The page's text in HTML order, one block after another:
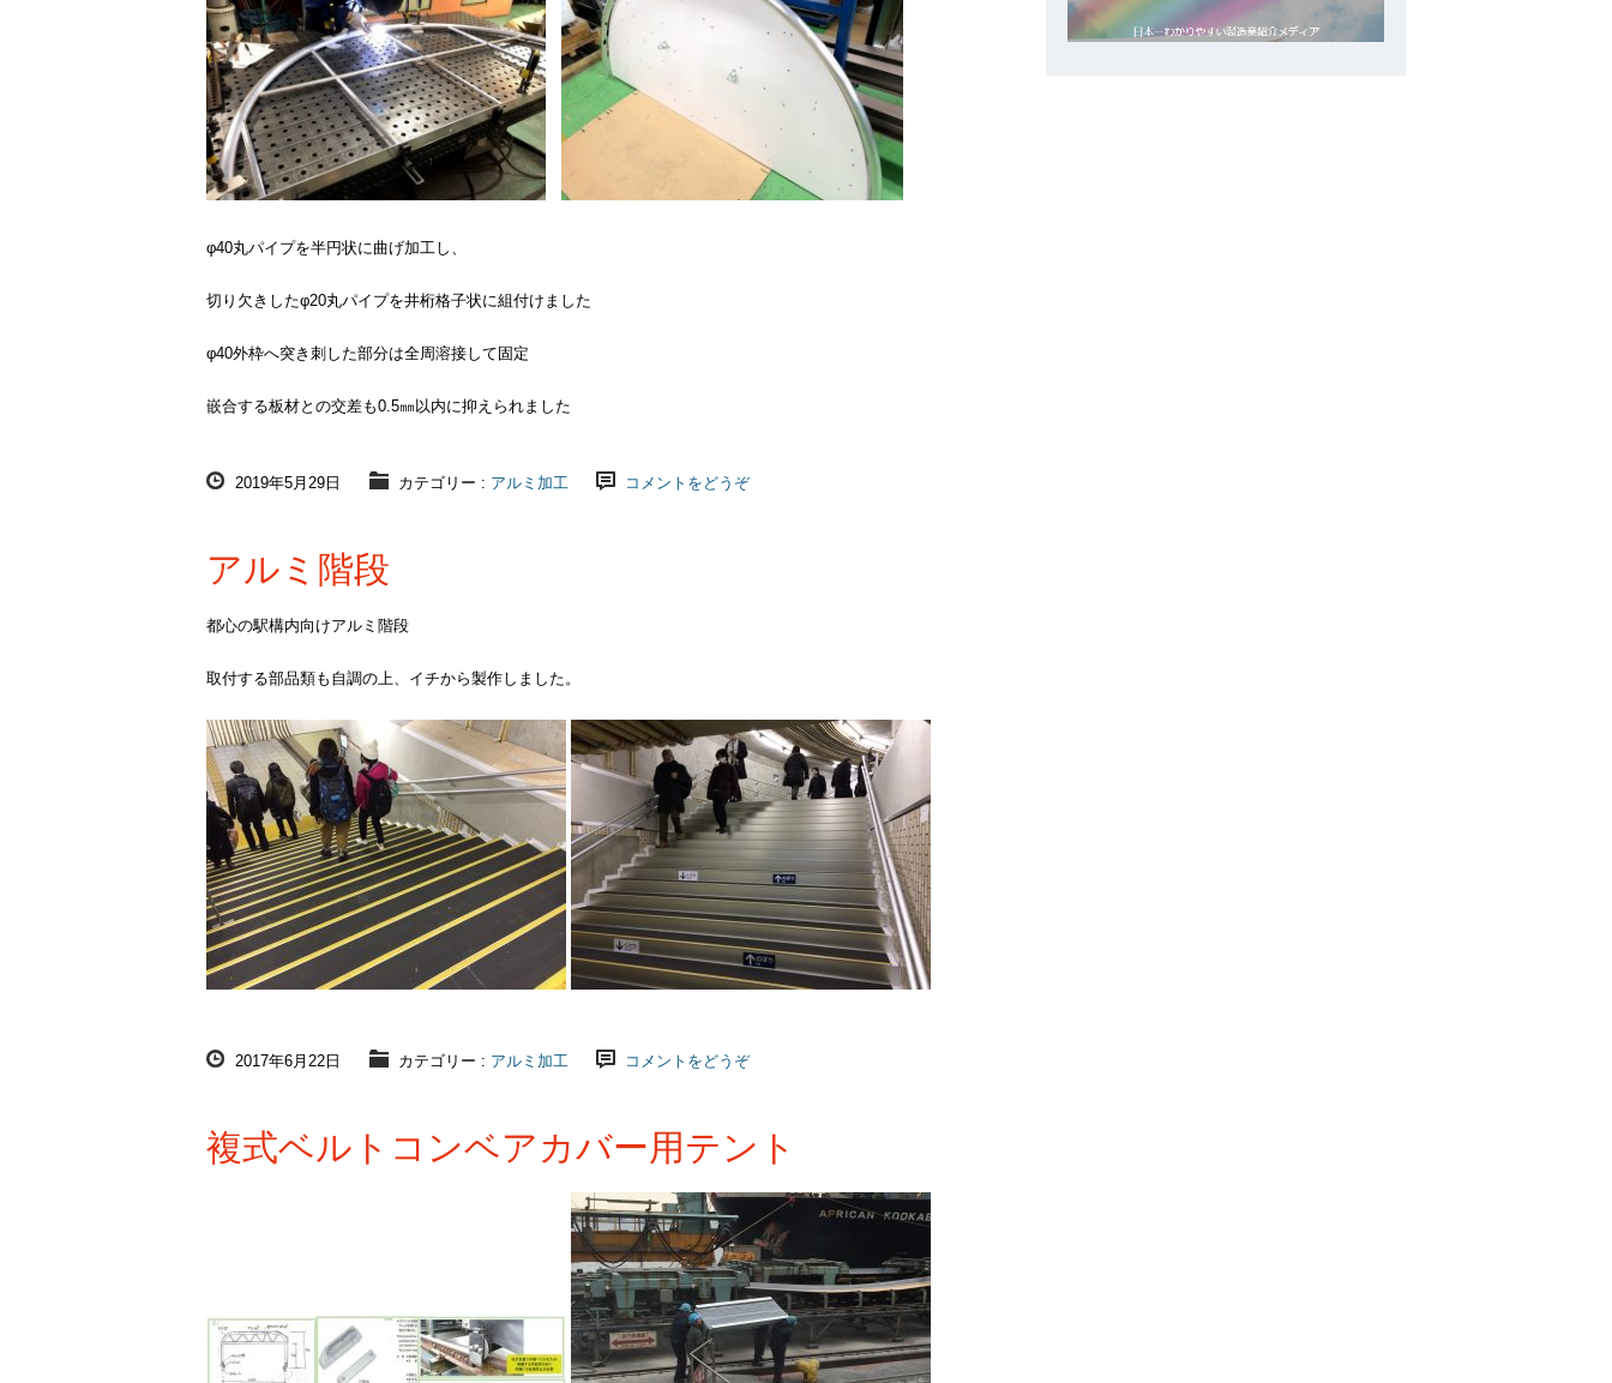
φ40丸パイプを半円状に曲げ加工し、
切り欠きしたφ20丸パイプを井桁格子状に組付けました
φ40外枠へ突き刺した部分は全周溶接して固定
嵌合する板材との交差も0.5㎜以内に抑えられました
2019年5月29日 カテゴリー : アルミ加工 コメントをどうぞ
アルミ階段
都心の駅構内向けアルミ階段
取付する部品類も自調の上、イチから製作しました。
2017年6月22日 カテゴリー : アルミ加工 コメントをどうぞ
複式ベルトコンベアカバー用テント